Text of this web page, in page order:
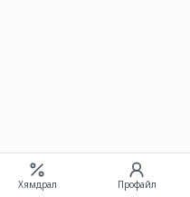
Хямдрал Профайл